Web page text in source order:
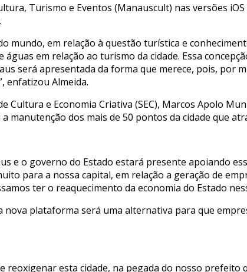
Turismo e Eventos (Manauscult) nas versões
mundo, em relação à questão turística e
em relação ao turismo da cidade. Essa
será apresentada da forma que merece, pois, por
enfatizou Almeida.
Cultura e Economia Criativa (SEC), Marcos Apolo
manutenção dos mais de 50 pontos da cidade que
e o governo do Estado estará presente apoiando
para a nossa capital, em relação a geração de
ter o reaquecimento da economia do Estado
plataforma será uma alternativa para que
esta cidade, na pegada do nosso